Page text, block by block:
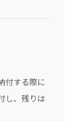
付する際に
し、残りは